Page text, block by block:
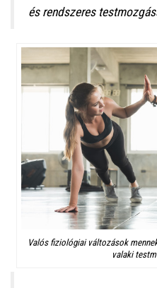
és rendszeres
Valós fiziológiai változások
valaki